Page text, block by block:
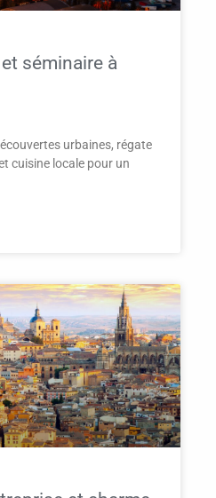
séminaire à
urbaines, régate
cuisine locale pour un